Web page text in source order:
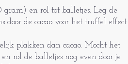
gram) en rol tot balletjes. Leg de
door de cacao voor het truffel effect.
plakken dan cacao. Mocht het
rol de balletjes nog even door je